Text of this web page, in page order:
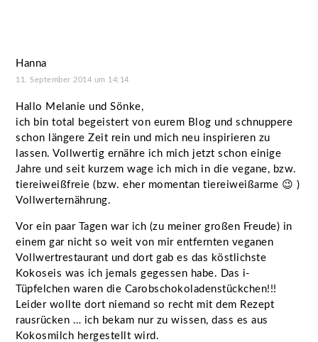
Hanna
11. September 2014 um 14:14
Hallo Melanie und Sönke,
ich bin total begeistert von eurem Blog und schnuppere
schon längere Zeit rein und mich neu inspirieren zu
lassen. Vollwertig ernähre ich mich jetzt schon einige
Jahre und seit kurzem wage ich mich in die vegane, bzw.
tiereiweißfreie (bzw. eher momentan tiereiweißarme 😉 )
Vollwerternährung.
Vor ein paar Tagen war ich (zu meiner großen Freude) in
einem gar nicht so weit von mir entfernten veganen
Vollwertrestaurant und dort gab es das köstlichste
Kokoseis was ich jemals gegessen habe. Das i-
Tüpfelchen waren die Carobschokoladenstückchen!!!
Leider wollte dort niemand so recht mit dem Rezept
rausrücken … ich bekam nur zu wissen, dass es aus
Kokosmilch hergestellt wird.